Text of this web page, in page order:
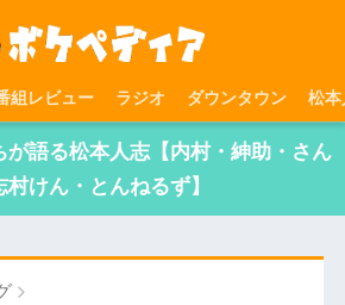
組レビュー ラジオ ダウンタウン 松本
が語る松本人志【内村・紳助・さん
村けん・とんねるず】